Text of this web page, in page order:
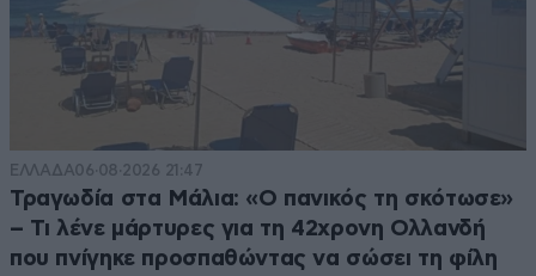
ΕΛΛΑΔΑ06·08·2026 21:47
Τραγωδία στα Μάλια: «Ο πανικός τη σκότωσε»
– Τι λένε μάρτυρες για τη 42χρονη Ολλανδή
που πνίγηκε προσπαθώντας να σώσει τη φίλη